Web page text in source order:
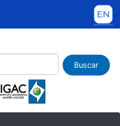
Buscar
Imagen interna